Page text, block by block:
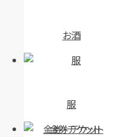
お酒
服
金券・チケット